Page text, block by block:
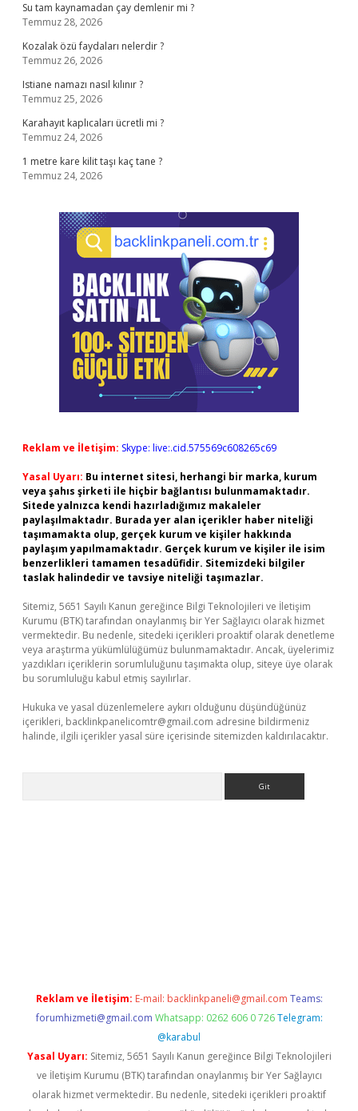
Su tam kaynamadan çay demlenir mi ?
Temmuz 28, 2026
Kozalak özü faydaları nelerdir ?
Temmuz 26, 2026
Istiane namazı nasıl kılınır ?
Temmuz 25, 2026
Karahayıt kaplıcaları ücretli mi ?
Temmuz 24, 2026
1 metre kare kilit taşı kaç tane ?
Temmuz 24, 2026
Reklam ve İletişim: Skype: live:.cid.575569c608265c69
Yasal Uyarı: Bu internet sitesi, herhangi bir marka, kurum
veya şahıs şirketi ile hiçbir bağlantısı bulunmamaktadır.
Sitede yalnızca kendi hazırladığımız makaleler
paylaşılmaktadır. Burada yer alan içerikler haber niteliği
taşımamakta olup, gerçek kurum ve kişiler hakkında
paylaşım yapılmamaktadır. Gerçek kurum ve kişiler ile isim
benzerlikleri tamamen tesadüfidir. Sitemizdeki bilgiler
taslak halindedir ve tavsiye niteliği taşımazlar.
Sitemiz, 5651 Sayılı Kanun gereğince Bilgi Teknolojileri ve İletişim
Kurumu (BTK) tarafından onaylanmış bir Yer Sağlayıcı olarak hizmet
vermektedir. Bu nedenle, sitedeki içerikleri proaktif olarak denetleme
veya araştırma yükümlülüğümüz bulunmamaktadır. Ancak, üyelerimiz
yazdıkları içeriklerin sorumluluğunu taşımakta olup, siteye üye olarak
bu sorumluluğu kabul etmiş sayılırlar.
Hukuka ve yasal düzenlemelere aykırı olduğunu düşündüğünüz
içerikleri, backlinkpanelicomtr@gmail.com adresine bildirmeniz
halinde, ilgili içerikler yasal süre içerisinde sitemizden kaldırılacaktır.
Reklam ve İletişim: E-mail: backlinkpaneli@gmail.com Teams:
forumhizmeti@gmail.com Whatsapp: 0262 606 0 726 Telegram:
@karabul
Yasal Uyarı: Sitemiz, 5651 Sayılı Kanun gereğince Bilgi Teknolojileri
ve İletişim Kurumu (BTK) tarafından onaylanmış bir Yer Sağlayıcı
olarak hizmet vermektedir. Bu nedenle, sitedeki içerikleri proaktif